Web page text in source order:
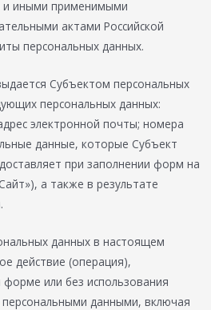
и иными применимыми
актами Российской
персональных данных.
Субъектом персональных
персональных данных:
электронной почты; номера
данные, которые Субъект
при заполнении форм на
а также в результате
данных в настоящем
действие (операция),
или без использования
персональными данными, включая